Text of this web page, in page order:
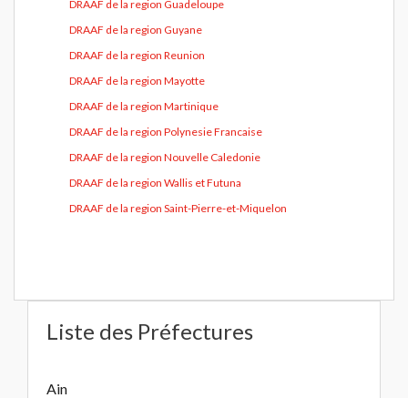
DRAAF de la region Guadeloupe
DRAAF de la region Guyane
DRAAF de la region Reunion
DRAAF de la region Mayotte
DRAAF de la region Martinique
DRAAF de la region Polynesie Francaise
DRAAF de la region Nouvelle Caledonie
DRAAF de la region Wallis et Futuna
DRAAF de la region Saint-Pierre-et-Miquelon
Liste des Préfectures
Ain